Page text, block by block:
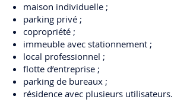
maison individuelle ;
parking privé ;
copropriété ;
immeuble avec stationnement ;
local professionnel ;
flotte d’entreprise ;
parking de bureaux ;
résidence avec plusieurs utilisateurs.